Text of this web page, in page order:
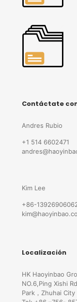
Contáctate
Andres Rubio
+1 514 6602471
Kim Lee
+86-
Localización
HK Haoyinbao
NO.6,Ping Xishi
Park，Zhuhai